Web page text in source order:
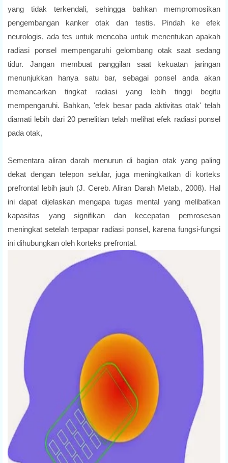
yang tidak terkendali, sehingga bahkan mempromosikan
pengembangan kanker otak dan testis. Pindah ke efek
neurologis, ada tes untuk mencoba untuk menentukan apakah
radiasi ponsel mempengaruhi gelombang otak saat sedang
tidur. Jangan membuat panggilan saat kekuatan jaringan
menunjukkan hanya satu bar, sebagai ponsel anda akan
memancarkan tingkat radiasi yang lebih tinggi begitu
mempengaruhi. Bahkan, 'efek besar pada aktivitas otak' telah
diamati lebih dari 20 penelitian telah melihat efek radiasi ponsel
pada otak,
Sementara aliran darah menurun di bagian otak yang paling
dekat dengan telepon selular, juga meningkatkan di korteks
prefrontal lebih jauh (J. Cereb. Aliran Darah Metab., 2008). Hal
ini dapat dijelaskan mengapa tugas mental yang melibatkan
kapasitas yang signifikan dan kecepatan pemrosesan
meningkat setelah terpapar radiasi ponsel, karena fungsi-fungsi
ini dihubungkan oleh korteks prefrontal.